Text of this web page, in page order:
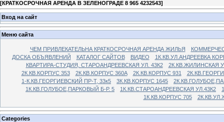
[КРАТКОСРОЧНАЯ АРЕНДА В ЗЕЛЕНОГРАДЕ 8 965 4232543]
Вход на сайт
Меню сайта
ЧЕМ ПРИВЛЕКАТЕЛЬНА КРАТКОСРОЧНАЯ АРЕНДА ЖИЛЬЯ
ДОСКА ОБЪЯВЛЕНИЙ
КАТАЛОГ САЙТОВ ВИДЕО
1К.КВ.УЛ.АНДРЕЕВКА
КВАРТИРА-СТУДИЯ, СТАРОАНДРЕЕВСКАЯ УЛ. 43К2
2К.КВ.ЖИЛИНСКАЯ
2К.КВ.КОРПУС 353
2К.КВ.КОРПУС 360А 2К.КВ.КОРПУС 931
1-К.КВ.ГЕОРГИЕВСКИЙ ПР-Т, 33к5
3К.КВ.КОРПУС 1645
1К.КВ.ГОЛУБОЕ,ПАРКОВЫЙ Б-Р. 5
1К.КВ.СТАРОАНДРЕЕВСКАЯ УЛ.43К2
1К.КВ.КОРПУС 705
Categories